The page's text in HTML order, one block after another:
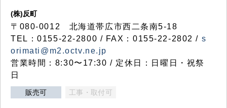
(株)反町
〒080-0012 北海道帯広市西二条南5-18
TEL：0155-22-2800 / FAX：0155-22-2802 / s
orimati@m2.octv.ne.jp
営業時間：8:30〜17:30 / 定休日：日曜日・祝祭
日
販売可 工事・取付可